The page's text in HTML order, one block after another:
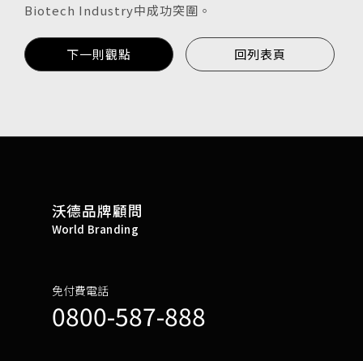
Biotech Industry中成功突圍。
下一則觀點 回列表頁
沃德品牌顧問
World Branding
免付費電話
0800-587-888